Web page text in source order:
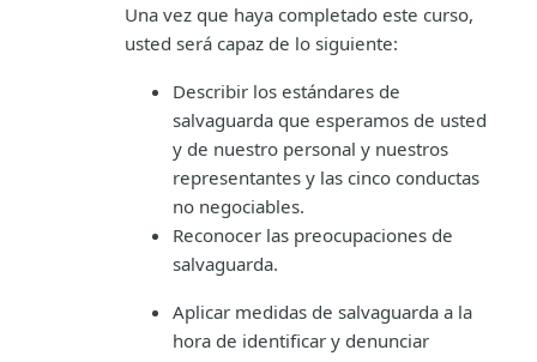
Una vez que haya completado este curso,
usted será capaz de lo siguiente:
Describir los estándares de
salvaguarda que esperamos de usted
y de nuestro personal y nuestros
representantes y las cinco conductas
no negociables.
Reconocer las preocupaciones de
salvaguarda.
Aplicar medidas de salvaguarda a la
hora de identificar y denunciar